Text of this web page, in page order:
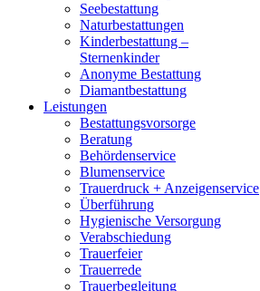
Seebestattung
Naturbestattungen
Kinderbestattung –
Sternenkinder
Anonyme Bestattung
Diamantbestattung
Leistungen
Bestattungsvorsorge
Beratung
Behördenservice
Blumenservice
Trauerdruck + Anzeigenservice
Überführung
Hygienische Versorgung
Verabschiedung
Trauerfeier
Trauerrede
Trauerbegleitung